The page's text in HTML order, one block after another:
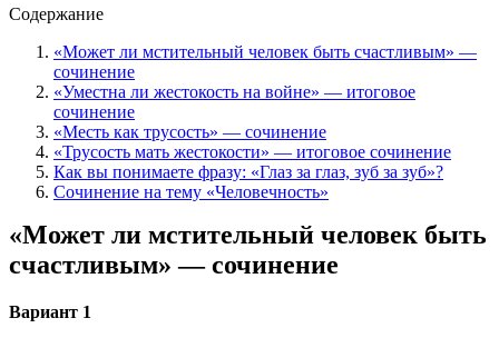
Содержание
«Может ли мстительный человек быть счастливым» —
сочинение
«Уместна ли жестокость на войне» — итоговое
сочинение
«Месть как трусость» — сочинение
«Трусость мать жестокости» — итоговое сочинение
Как вы понимаете фразу: «Глаз за глаз, зуб за зуб»?
Сочинение на тему «Человечность»
«Может ли мстительный человек быть
счастливым» — сочинение
Вариант 1